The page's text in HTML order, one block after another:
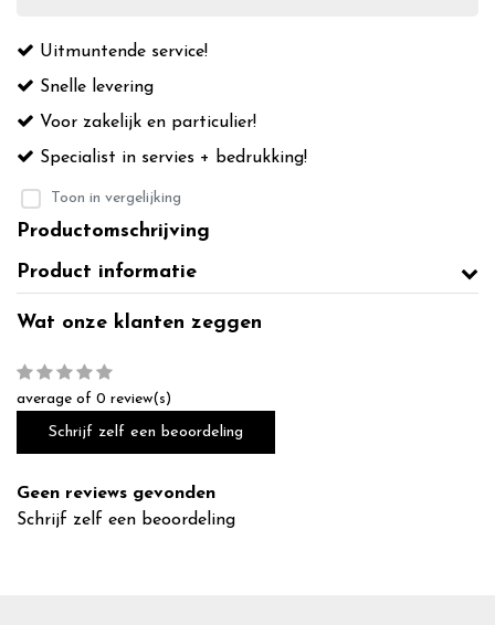
Uitmuntende service!
Snelle levering
Voor zakelijk en particulier!
Specialist in servies + bedrukking!
Toon in vergelijking
Productomschrijving
Product informatie
Wat onze klanten zeggen
average of 0 review(s)
Schrijf zelf een beoordeling
Geen reviews gevonden
Schrijf zelf een beoordeling